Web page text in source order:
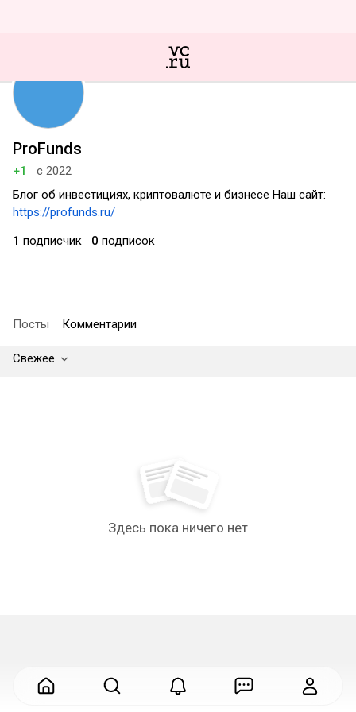
ProFunds
+1
с 2022
Блог об инвестициях, криптовалюте и бизнесе Наш сайт:
https://profunds.ru/
1 подписчик 0 подписок
Посты Комментарии
Свежее
Здесь пока ничего нет